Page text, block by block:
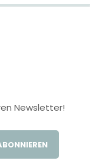
Newsletter!